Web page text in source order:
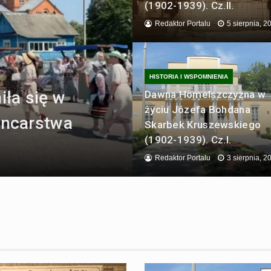
się w
Krystyna
w
(1902-1939). Cz.II.
Redaktor Portalu 5 sierpnia,
HISTORIA I WSPOMNIENIA
Dawna Homelszczyzna w
życiu Józefa Bohdana
Skarbek Kruszewskiego
(1902-1939). Cz.I.
Redaktor Portalu 3 sierpnia,